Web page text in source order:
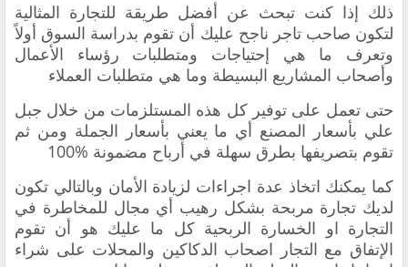
‏ذلك إذا كنت تبحث عن أفضل طريقة للتجارة المثالية
لتكون صاحب تاجر ناجح عليك أن تقوم بدراسة السوق أولاً
وتعرف ما هي إحتياجات ومتطلبات رؤساء الأعمال
وأصحاب المشاريع البسيطة وما هي متطلبات العملاء
حتى تعمل على توفير كل هذه المستلزمات من خلال جبل
علي بأسعار المصنع أي ما يعني بأسعار الجملة ومن ثم
تقوم بتصريفها بطرق سهلة في أرباح مضمونة ‏100%
‏كما يمكنك اتخاذ عدة اجراءات لزيادة الأمان وبالتالي تكون
لديك تجارة مربحة بشكل رهيب أي مجال للمخاطرة في
التجارة او الخسارة الربحية كل ما عليك هو أن تقوم
الإتفاق مع التجار اصحاب الدكاكين والمحلات على شراء